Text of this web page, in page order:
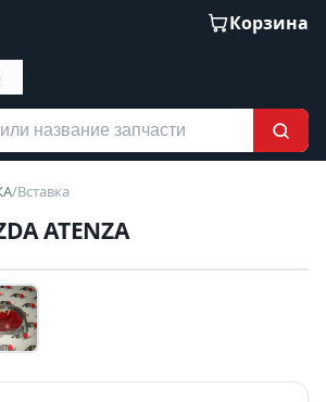
Корзина
/Вставка
ATENZAНаведите для увеличения